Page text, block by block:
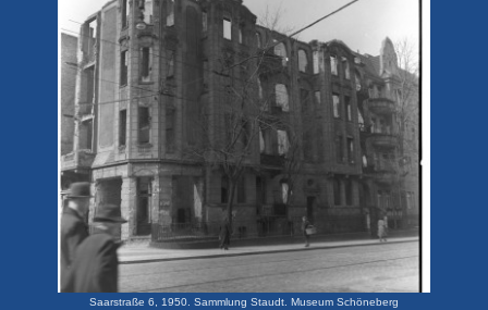
Saarstraße 6, 1950. Sammlung Staudt. Museum Schöneberg